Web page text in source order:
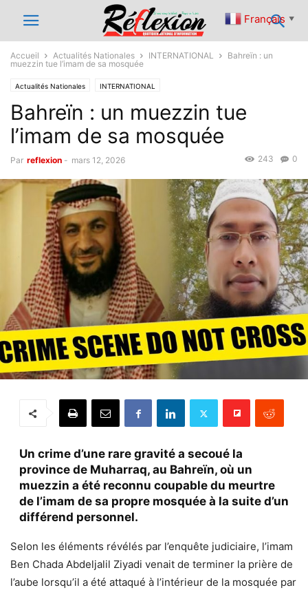
Accueil Actualités Nationales INTERNATIONAL
Bahreïn : un
muezzin tue l’imam de sa mosquée
Actualités Nationales INTERNATIONAL
Bahreïn : un muezzin tue
l’imam de sa mosquée
Par reflexion - mars 12, 2026 0
243
Un crime d’une rare gravité a secoué la
province de Muharraq, au Bahreïn, où un
muezzin a été reconnu coupable du meurtre
de l’imam de sa propre mosquée à la suite d’un
différend personnel.
Selon les éléments révélés par l’enquête judiciaire, l’imam
Ben Chada Abdeljalil Ziyadi venait de terminer la prière de
l’aube lorsqu’il a été attaqué à l’intérieur de la mosquée par
Français ▼